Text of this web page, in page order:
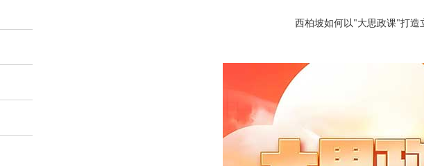
西柏坡如何以"大思政课"打造